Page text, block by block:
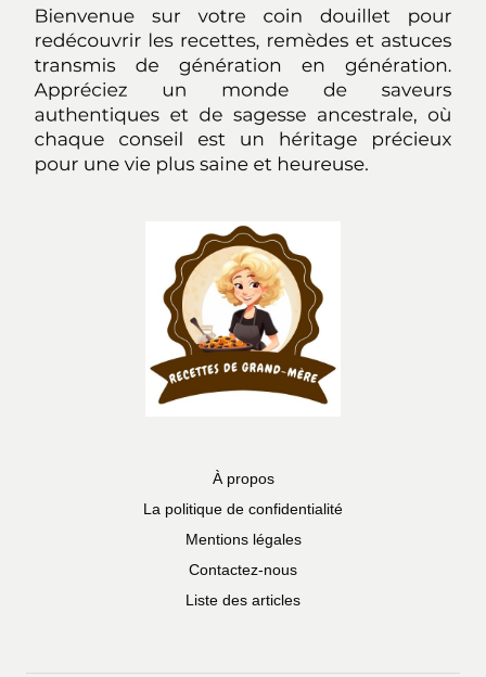
À propos
La politique de confidentialité
Mentions légales
Contactez-nous
Liste des articles